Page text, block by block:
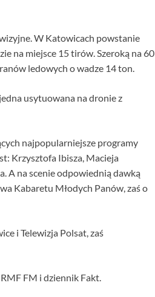
W Katowicach powstanie
na miejsce 15 tirów. Szeroką na 60
ledowych o wadze 14 ton.
usytuowana na dronie z
najpopularniejsze programy
Krzysztofa Ibisza, Macieja
A na scenie odpowiednią dawką
Kabaretu Młodych Panów, zaś o
i Telewizja Polsat, zaś
FM i dziennik Fakt.